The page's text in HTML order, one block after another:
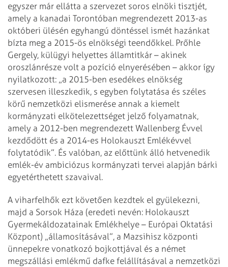
egyszer már ellátta a szervezet soros elnöki tisztjét,
amely a kanadai Torontóban megrendezett 2013-as
októberi ülésén egyhangú döntéssel ismét hazánkat
bízta meg a 2015-ös elnökségi teendőkkel. Prőhle
Gergely, külügyi helyettes államtitkár – akinek
oroszlánrésze volt a pozíció elnyerésében – akkor így
nyilatkozott: „a 2015-ben esedékes elnökség
szervesen illeszkedik, s egyben folytatása és széles
körű nemzetközi elismerése annak a kiemelt
kormányzati elkötelezettséget jelző folyamatnak,
amely a 2012-ben megrendezett Wallenberg Évvel
kezdődött és a 2014-es Holokauszt Emlékévvel
folytatódik”. És valóban, az előttünk álló hetvenedik
emlék­-év ambiciózus kormányzati tervei alapján bárki
egyetérthetett szavaival.
A viharfelhők ezt követően kezdtek el gyülekezni,
majd a Sorsok Háza (eredeti nevén: Holokauszt
Gyermekáldozatainak Emlékhelye – Európai Oktatási
Központ) „államosításával”, a Mazsihisz központi
ünnepekre vonatkozó bojkottjával és a német
megszállási emlékmű dafke felállításával a nemzetközi